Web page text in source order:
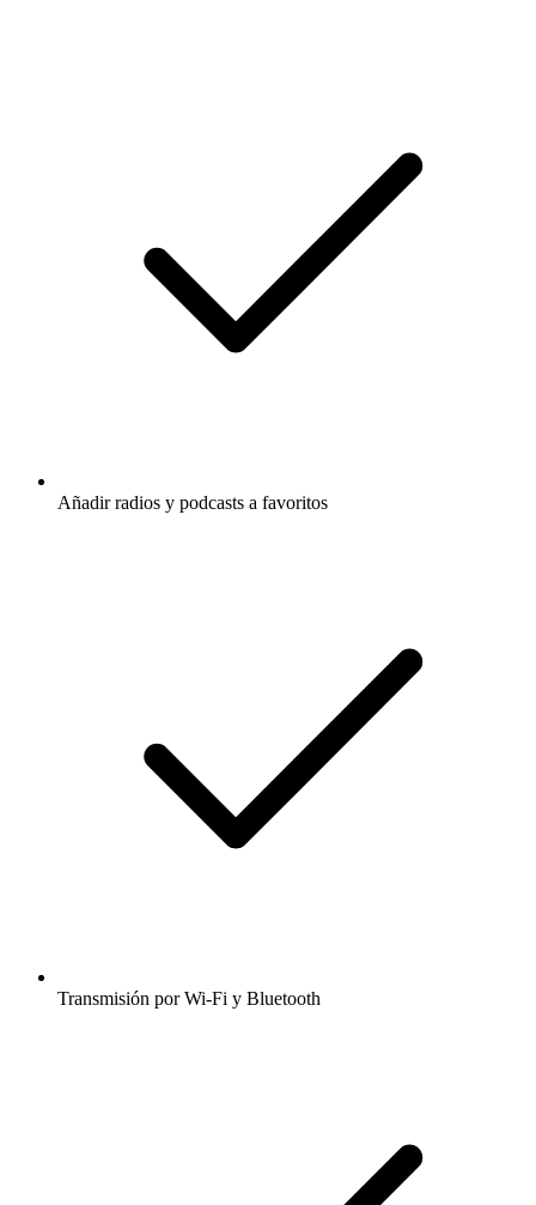
Añadir radios y podcasts a favoritos
Transmisión por Wi-Fi y Bluetooth